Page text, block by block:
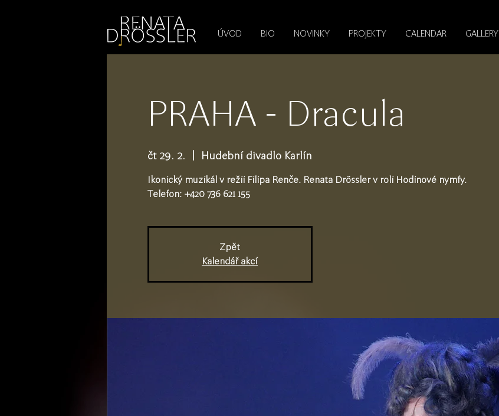
ÚVOD BIO NOVINKY PROJEKTY CALENDAR GALLERY
PRAHA - Dracula
čt 29. 2. Hudební divadlo Karlín
Ikonický muzikál v režii Filipa Renče. Renata Drössler v roli Hodinové nymfy.
Telefon: +420 736 621 155
Zpět
Kalendář akcí